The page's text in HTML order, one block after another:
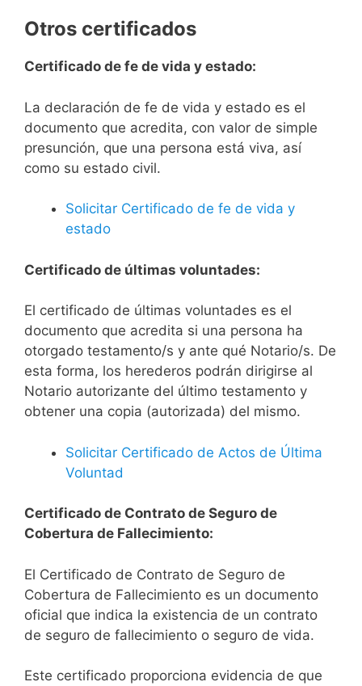
Otros certificados
Certificado de fe de vida y estado:
La declaración de fe de vida y estado es el
documento que acredita, con valor de simple
presunción, que una persona está viva, así
como su estado civil.
Solicitar Certificado de fe de vida y
estado
Certificado de últimas voluntades:
El certificado de últimas voluntades es el
documento que acredita si una persona ha
otorgado testamento/s y ante qué Notario/s. De
esta forma, los herederos podrán dirigirse al
Notario autorizante del último testamento y
obtener una copia (autorizada) del mismo.
Solicitar Certificado de Actos de Última
Voluntad
Certificado de Contrato de Seguro de
Cobertura de Fallecimiento:
El Certificado de Contrato de Seguro de
Cobertura de Fallecimiento es un documento
oficial que indica la existencia de un contrato
de seguro de fallecimiento o seguro de vida.
Este certificado proporciona evidencia de que